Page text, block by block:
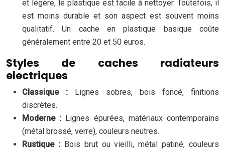
et légère, le plastique est facile à nettoyer. Toutefois, il
est moins durable et son aspect est souvent moins
qualitatif. Un cache en plastique basique coûte
généralement entre 20 et 50 euros.
Styles de caches radiateurs
electriques
Classique :
Lignes sobres, bois foncé, finitions
discrètes.
Moderne : Lignes épurées, matériaux contemporains
(métal brossé, verre), couleurs neutres.
Rustique : Bois brut ou vieilli, métal patiné, couleurs